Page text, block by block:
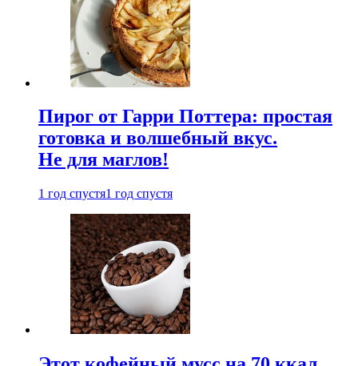
Пирог от Гарри Поттера: простая
готовка и волшебный вкус.
Не для маглов!
1 год спустя1 год спустя